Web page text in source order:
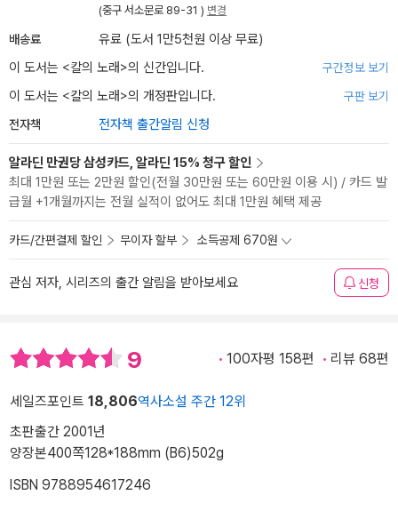
(중구 서소문로 89-31 ) 변경
배송료
유료 (도서 1만5천원 이상 무료)
이 도서는 <칼의 노래>의 신간입니다. 구간정보 보기
이 도서는 <칼의 노래>의 개정판입니다. 구판 보기
전자책 전자책 출간알림 신청
알라딘 만권당 삼성카드, 알라딘 15% 청구 할인
최대 1만원 또는 2만원 할인(전월 30만원 또는 60만원 이용 시) / 카드 발
급월 +1개월까지는 전월 실적이 없어도 최대 1만원 혜택 제공
카드/간편결제 할인 무이자 할부 소득공제 670원
관심 저자, 시리즈의 출간 알림을 받아보세요 신청
9 100자평 158편 리뷰 68편
세일즈포인트 18,806역사소설 주간 12위
초판출간 2001년
양장본400쪽128*188mm (B6)502g
ISBN 9788954617246